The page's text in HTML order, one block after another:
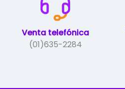
Venta telefónica
(01)635-2284